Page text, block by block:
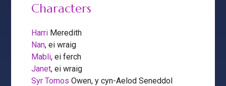
Characters
Harri Meredith
Nan, ei wraig
Mabli, ei ferch
Janet, ei wraig
Syr Tomos Owen, y cyn-Aelod Seneddol